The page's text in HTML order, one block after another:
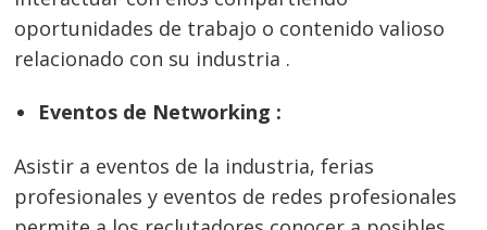
oportunidades de trabajo o contenido valioso
relacionado con su industria .
Eventos de Networking :
Asistir a eventos de la industria, ferias
profesionales y eventos de redes profesionales